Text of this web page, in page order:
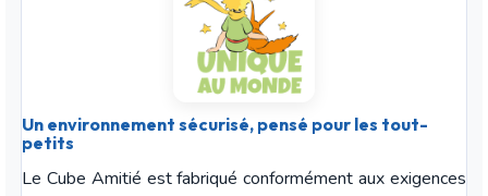
Un environnement sécurisé, pensé pour les tout-
petits
Le Cube Amitié est fabriqué conformément aux exigences